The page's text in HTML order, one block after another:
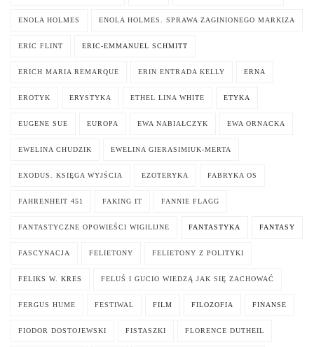
ENOLA HOLMES ENOLA HOLMES. SPRAWA ZAGINIONEGO MARKIZA
ERIC FLINT ERIC-EMMANUEL SCHMITT
ERICH MARIA REMARQUE ERIN ENTRADA KELLY ERNA
EROTYK ERYSTYKA ETHEL LINA WHITE ETYKA
EUGENE SUE EUROPA EWA NABIAŁCZYK EWA ORNACKA
EWELINA CHUDZIK EWELINA GIERASIMIUK-MERTA
EXODUS. KSIĘGA WYJŚCIA EZOTERYKA FABRYKA OS
FAHRENHEIT 451 FAKING IT FANNIE FLAGG
FANTASTYCZNE OPOWIEŚCI WIGILIJNE FANTASTYKA FANTASY
FASCYNACJA FELIETONY FELIETONY Z POLITYKI
FELIKS W. KRES FELUŚ I GUCIO WIEDZĄ JAK SIĘ ZACHOWAĆ
FERGUS HUME FESTIWAL FILM FILOZOFIA FINANSE
FIODOR DOSTOJEWSKI FISTASZKI FLORENCE DUTHEIL